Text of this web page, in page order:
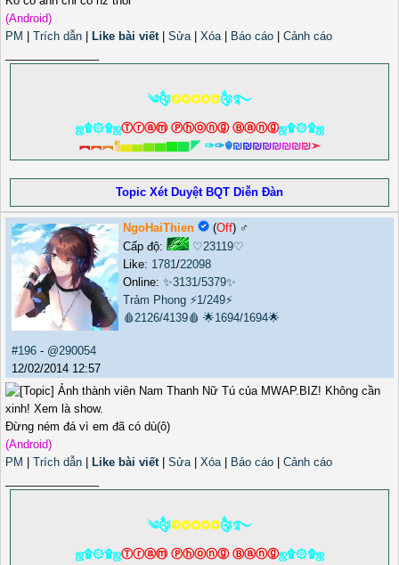
(Android)
PM
Trích dẫn Like bài viết| Sửa| Xóa| Báo cáo
Cảnh cáo
༄༂✪✪✪✪✪༂࿐
ஜ۩۞۩ஜⓉⓡⓐⓜ Ⓟⓗⓞⓝⓖ Ⓑⓐⓝⓖஜ۩۞۩ஜ
︻︻︻¶▅▅▆▆▇▇◤ ✑✑☬₪₪₪₪₪₪₪₪➣
Topic Xét Duyệt BQT Diễn Đàn
NgoHaiThien (Off) ♂️
Cấp độ:
♡23119♡
Like: 1781/22098
Online: ✨3131/5379✨
Trảm Phong ⚡1/249⚡
🩸2126/4139🩸 🌟1694/1694🌟
#196 - @290054
12/02/2014 12:57
Đừng ném đá vì em đã có dù(ô)
(Android)
PM
Trích dẫn Like bài viết| Sửa| Xóa| Báo cáo
Cảnh cáo
༄༂✪✪✪✪✪༂࿐
ஜ۩۞۩ஜⓉⓡⓐⓜ Ⓟⓗⓞⓝⓖ Ⓑⓐⓝⓖஜ۩۞۩ஜ